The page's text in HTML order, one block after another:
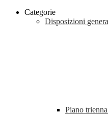
Categorie
Disposizioni
Piano